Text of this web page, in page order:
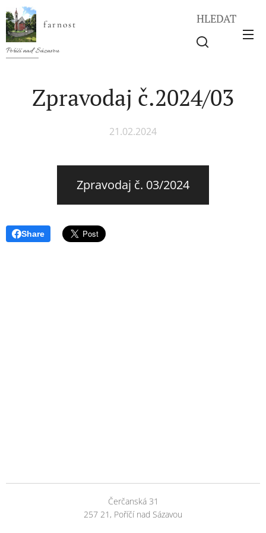
farnost
Poříčí nad Sázavou
HLEDAT
Zpravodaj č.2024/03
21.02.2024
Zpravodaj č. 03/2024
Share
Čerčanská 31
257 21, Poříčí nad Sázavou